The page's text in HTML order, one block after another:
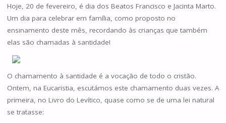
Hoje, 20 de fevereiro, é dia dos Beatos Francisco e Jacinta Marto.
Um dia para celebrar em família, como proposto no
ensinamento deste mês, recordando às crianças que também
elas são chamadas à santidade!
O chamamento à santidade é a vocação de todo o cristão.
Ontem, na Eucaristia, escutámos este chamamento duas vezes. A
primeira, no Livro do Levítico, quase como se de uma lei natural
se tratasse: